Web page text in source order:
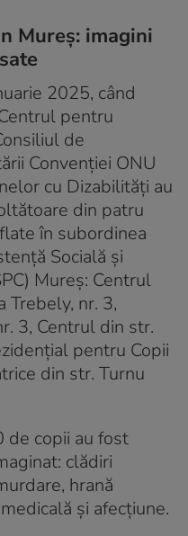
Mureș: imagini
2025, când
pentru
de
Convenției ONU
cu Dizabilități au
din patru
în subordinea
Socială și
Mureș: Centrul
Trebely, nr. 3,
3, Centrul din str.
pentru Copii
din str. Turnu
de copii au fost
clădiri
hrană
și afecțiune.